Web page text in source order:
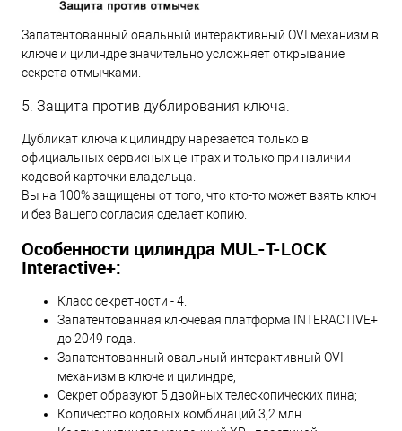
Запатентованный овальный интерактивный OVI механизм в
ключе и цилиндре значительно усложняет открывание
секрета отмычками.
5. Защита против дублирования ключа.
Дубликат ключа к цилиндру нарезается только в
официальных сервисных центрах и только при наличии
кодовой карточки владельца.
Вы на 100% защищены от того, что кто-то может взять ключ
и без Вашего согласия сделает копию.
Особенности цилиндра MUL-T-LOCK
Interactive+:
Класс секретности - 4.
Запатентованная ключевая платформа INTERACTIVE+
до 2049 года.
Запатентованный овальный интерактивный OVI
механизм в ключе и цилиндре;
Секрет образуют 5 двойных телескопических пина;
Количество кодовых комбинаций 3,2 млн.